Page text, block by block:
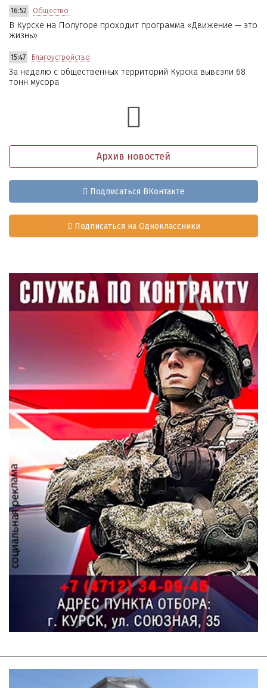
16:52 Общество
В Курске на Полугоре проходит программа «Движение — это
жизнь»
15:47 Благоустройство
За неделю с общественных территорий Курска вывезли 68
тонн мусора
Архив новостей
Подписаться ВКонтакте
Подписаться на Одноклассники